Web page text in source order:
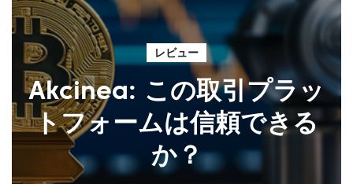
レビュー
Akcinea: この取引プラッ
トフォームは信頼できる
か？